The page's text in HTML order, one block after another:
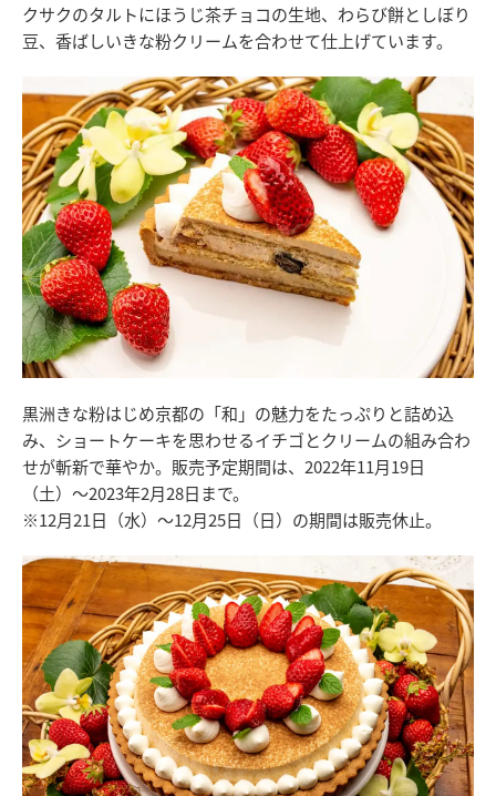
クサクのタルトにほうじ茶チョコの生地、わらび餅としぼり
豆、香ばしいきな粉クリームを合わせて仕上げています。
黒洲きな粉はじめ京都の「和」の魅力をたっぷりと詰め込
み、ショートケーキを思わせるイチゴとクリームの組み合わ
せが斬新で華やか。販売予定期間は、2022年11月19日
（土）〜2023年2月28日まで。
※12月21日（水）～12月25日（日）の期間は販売休止。